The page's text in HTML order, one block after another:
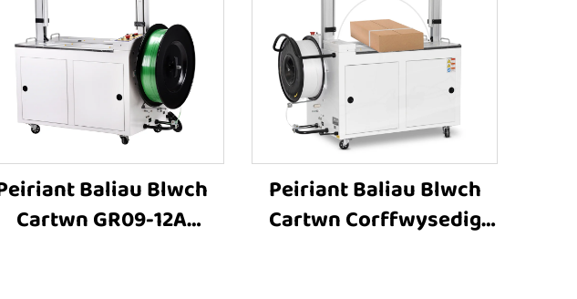
Baliau Blwch
Cartwn GR09-12A
Peiriant Baliau Blwch
Cartwn Corffwysedig